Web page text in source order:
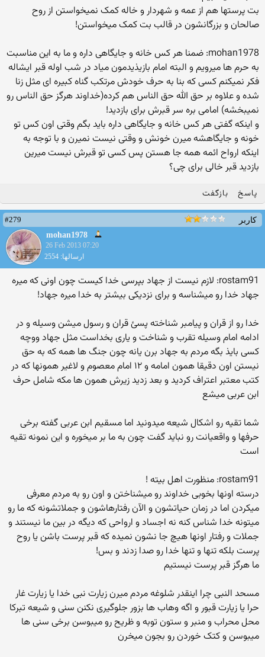
بت پرستها هم از عمه و شهردار و خاله کمک نمیخواستن از روح
صالحان و بزرگانشون در قالب بت کمک میخواستن!
mohan1978: ضمنا هر کس خانه و جایگاهی داره و ما به این مناسبت
به حرم ها میرویم و البته امام بازیذیدمون میاد در شب اوله قبر ایشاله
فکر نمیکنم کسی که بنا به حرف خودش مرتکب گناه کبیره ای مثل زنا
شده و علاوه بر حق الله حق الناس هم کرده(خداوند هرگز حق الناس رو
نمیبخشه) امامی بره سر قبرش برای بازدید!
و اینکه گفتی هر کس خانه و جایگاهی داره باید بگم وقتی اون کس تو
خونه و جایگاهشه میرن خونش و وقتی نیست نمیرن و با توجه به
اینکه ارواح ائمه همه جا هستن پس کسی تو قبرش نیست میرین
بازدید قبر خالی برای چی؟
پاسخ بازگفت
کاربر
#279
mohan1978
26 Feb 2013 07:20
ارسالها: 2554
rostam91: لازم نیست از جهاد بپرسی خدا کیست چون اونی که میره
جهاد خدا رو میشناسه و برای نزدیکی بیشتر به خدا میره جهاد!
خدا رو از قران و پیامبر شناخته پسئ قران و رسول میشن وسیله و در
ادامه امام وسیله تقرب و شناخت و یاری بخداست مثل جهاد ووچه
کسی بایذ بگه مردم به جهاد برن یانه چون جنگ ها همه که به حق
نیستن اون دقیقا همون امامه و ۱۲ امام معصوم و لاغیر همونها که در
کتب معتبر اعتراف کردید و بعد زدید زیرش همون ها مکه شامل حرف
ابن عربی میشع
شما تقیه رو اشکال شیعه میدونید اما مسقیم ابن عربی گفته برخی
حرفها و واقعیانت رو نباید گفت چون به ما بر میخوره و این نمونه تقیه
است
rostam91: منظورت اهل بیته !
درسته اونها بخوبی خداوند رو میشناختن و اون رو به مردم معرفی
میکردن اما در زمان حیاتشون و الآن رفتارهاشون و جملاتشونه که ما رو
میتونه خدا شناس کنه نه اجساد و ارواحی که دیگه در بین ما نیستند و
جملات و رفتار اونها هیچ جا نشون نمیده که قبر پرست باشن یا روح
پرست بلکه تنها و تنها خدا رو صدا زدند و بس!
ما هرگز قبر پرست نیستیم
مسحد النبی چرا اینقدر شلوغه مردم میرن زیارت نبی خدا یا زیارت غار
حرا یا زیارت قبور و اگه وهاب ها بزور جلوگیری نکنن سنی و شیعه تبرکا
محل محراب و منبر و ستون توبه و ظریح رو میبوسن برخی سنی ها
میبوسن و کتک خوردن رو بجون میخرن